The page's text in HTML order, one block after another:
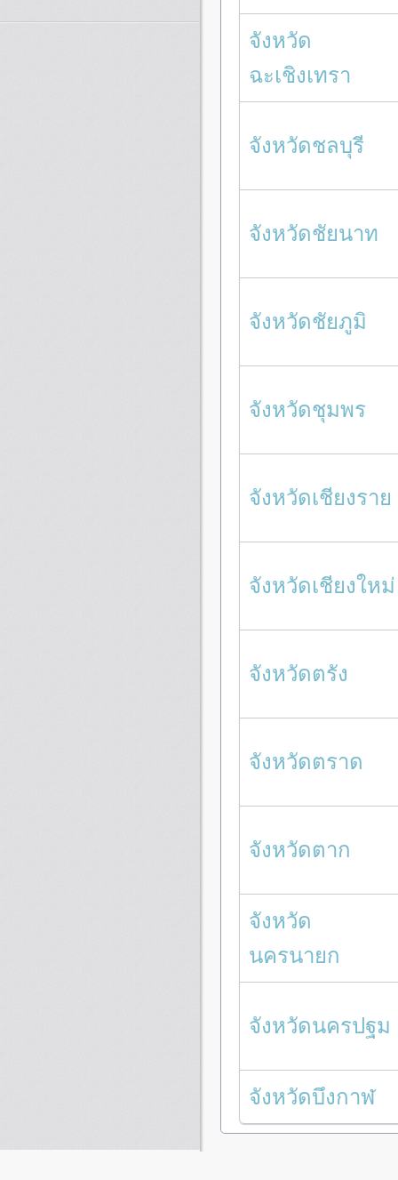
จังหวัด
ฉะเชิงเทรา
จังหวัดชลบุรี
จังหวัดชัยนาท
จังหวัดชัยภูมิ
จังหวัดชุมพร
จังหวัดเชียงราย
จังหวัดเชียงใหม่
จังหวัดตรัง
จังหวัดตราด
จังหวัดตาก
จังหวัด
นครนายก
จังหวัดนครปฐม
จังหวัดบึงกาฬ